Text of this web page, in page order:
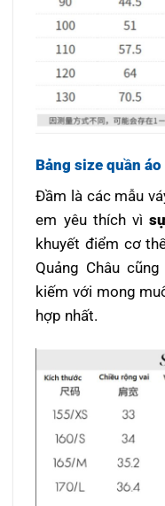
Bảng size quần
Đầm là các mẫu
em yêu thích vì
khuyết điểm cơ
Quảng Châu
kiếm với mong
hợp nhất.